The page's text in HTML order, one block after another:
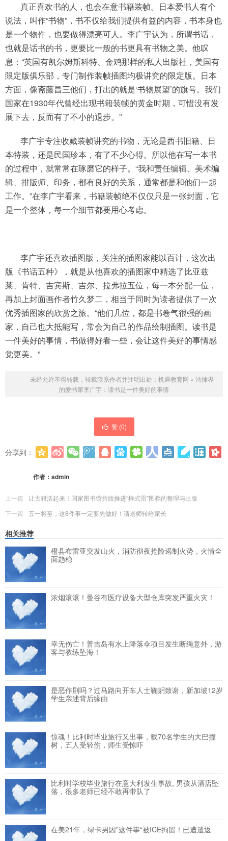
真正喜欢书的人，也会在意书籍装帧。日本爱书人有个
说法，叫作“书物”，书不仅给我们提供有益的内容，书本身也
是一个物件，也要做得漂亮可人。李广宇认为，所谓书话，
也就是话书的书，更要比一般的书更具有书物之美。他叹
息：“英国有凯尔姆斯科特、金鸡那样的私人出版社，美国有
限定版俱乐部，专门制作装帧插图均极讲究的限定版。日本
方面，像斋藤昌三他们，打出的就是‘书物展望’的旗号。我们
国家在1930年代曾经出现书籍装帧的黄金时期，可惜没有发
展下去，反而有了不小的退步。”
李广宇专注收藏装帧讲究的书物，无论是西书旧籍、日
本特装，还是民国珍本，有了不少心得。所以他在写一本书
的过程中，就常常在琢磨它的样子。“我和责任编辑、美术编
辑、排版师、印务，都有良好的关系，通常都是和他们一起
工作。”在李广宇看来，书籍装帧绝不仅仅只是一张封面，它
是一个整体，每一个细节都要用心考虑。
李广宇还喜欢插图版，关注的插图家能以百计，这次出
版《书话五种》，就是从他喜欢的插图家中精选了比亚兹
莱、肯特、吉宾斯、吉尔、拉弗拉五位，每一本分配一位，
再加上封面画作者竹久梦二，相当于同时为读者提供了一次
优秀插图家的欣赏之旅。“他们几位，都是书卷气很强的画
家，自己也大抵能写，常会为自己的作品绘制插图。读书是
一件美好的事情，书做得好看一些，会让这件美好的事情感
觉更美。”
未经允许不得转载，转载联系作者并注明出处： 机遇教育网 » 法律界
的爱书家李广宇：读书是一件美好的事情
赞 (0)
分享到：
作者： admin
上一篇
让古籍活起来！国家图书馆持续推进“样式雷”图档的整理与出版
下一篇
五一将至，这8件事一定要先做好！请老师转给家长
相关推荐
橙县布雷亚突发山火，消防彻夜抢险遏制火势，火情全
面趋稳
浓烟滚滚！曼谷有医疗设备大型仓库突发严重火灾！
幸无伤亡！普吉岛有水上降落伞项目发生断绳意外，游
客与教练坠海！
是恶作剧吗？过马路向开车人士鞠躬致谢，新加坡12岁
学生亲述背后缘由
惊魂！比利时毕业旅行又出事，载70名学生的大巴撞
树，五人受轻伤，师生受惊吓
比利时学校毕业旅行在意大利发生事故, 男孩从酒店坠
落，很多老师已经不敢再带队了
在美21年，绿卡男因”这件事“被ICE拘留！已遭遣返